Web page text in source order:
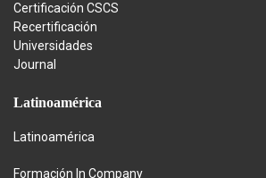
Certificación CSCS
Recertificación
Universidades
Journal
Latinoamérica
Latinoamérica
Formación In Company